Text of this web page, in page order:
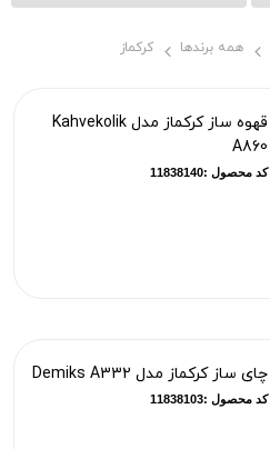
همه برندها کرکماز
قهوه ساز کرکماز مدل Kahvekolik
A860
کد محصول :11838140
چای ساز کرکماز مدل Demiks A332
کد محصول :11838103